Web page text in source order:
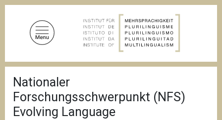
D
f
a
d
a
Nationaler
Forschungsschwerpunkt (NFS)
Evolving Language